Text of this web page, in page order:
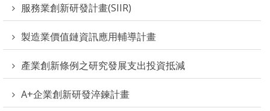
服務業創新研發計畫(SIIR)
製造業價值鏈資訊應用輔導計畫
產業創新條例之研究發展支出投資抵減
A+企業創新研發淬鍊計畫